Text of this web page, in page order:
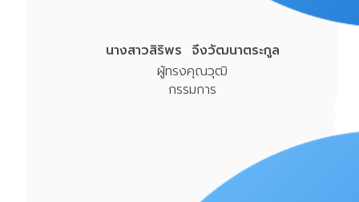
นางสาวสิริพร จึงวัฒนาตระกูล
ผู้ทรงคุณวุฒิ
กรรมการ